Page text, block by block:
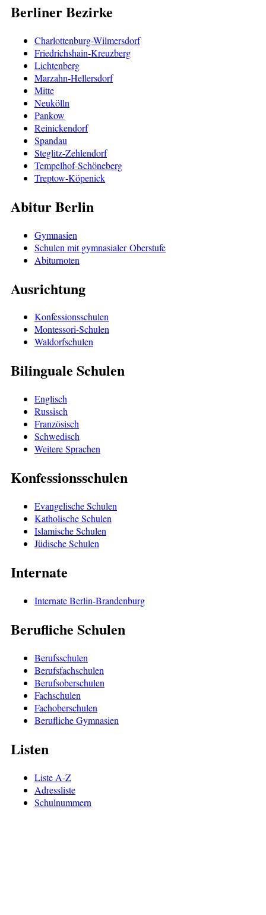
Berliner Bezirke
Charlottenburg-Wilmersdorf
Friedrichshain-Kreuzberg
Lichtenberg
Marzahn-Hellersdorf
Mitte
Neukölln
Pankow
Reinickendorf
Spandau
Steglitz-Zehlendorf
Tempelhof-Schöneberg
Treptow-Köpenick
Abitur Berlin
Gymnasien
Schulen mit gymnasialer Oberstufe
Abiturnoten
Ausrichtung
Konfessionsschulen
Montessori-Schulen
Waldorfschulen
Bilinguale Schulen
Englisch
Russisch
Französisch
Schwedisch
Weitere Sprachen
Konfessionsschulen
Evangelische Schulen
Katholische Schulen
Islamische Schulen
Jüdische Schulen
Internate
Internate Berlin-Brandenburg
Berufliche Schulen
Berufsschulen
Berufsfachschulen
Berufsoberschulen
Fachschulen
Fachoberschulen
Berufliche Gymnasien
Listen
Liste A-Z
Adressliste
Schulnummern